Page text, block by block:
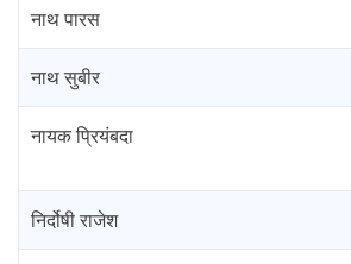
नाथ पारस
नाथ सुबीर
नायक प्रियंबदा
निर्दोषी राजेश